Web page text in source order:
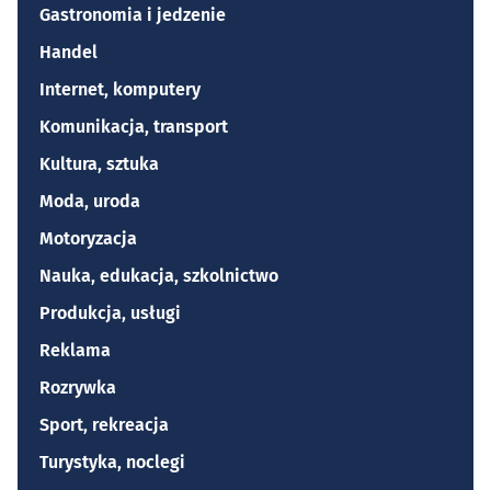
Gastronomia i jedzenie
Handel
Internet, komputery
Komunikacja, transport
Kultura, sztuka
Moda, uroda
Motoryzacja
Nauka, edukacja, szkolnictwo
Produkcja, usługi
Reklama
Rozrywka
Sport, rekreacja
Turystyka, noclegi